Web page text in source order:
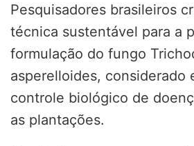
Pesquisadores brasileiros
técnica sustentável para a
formulação do fungo
asperelloides, considerado
controle biológico de
as plantações.